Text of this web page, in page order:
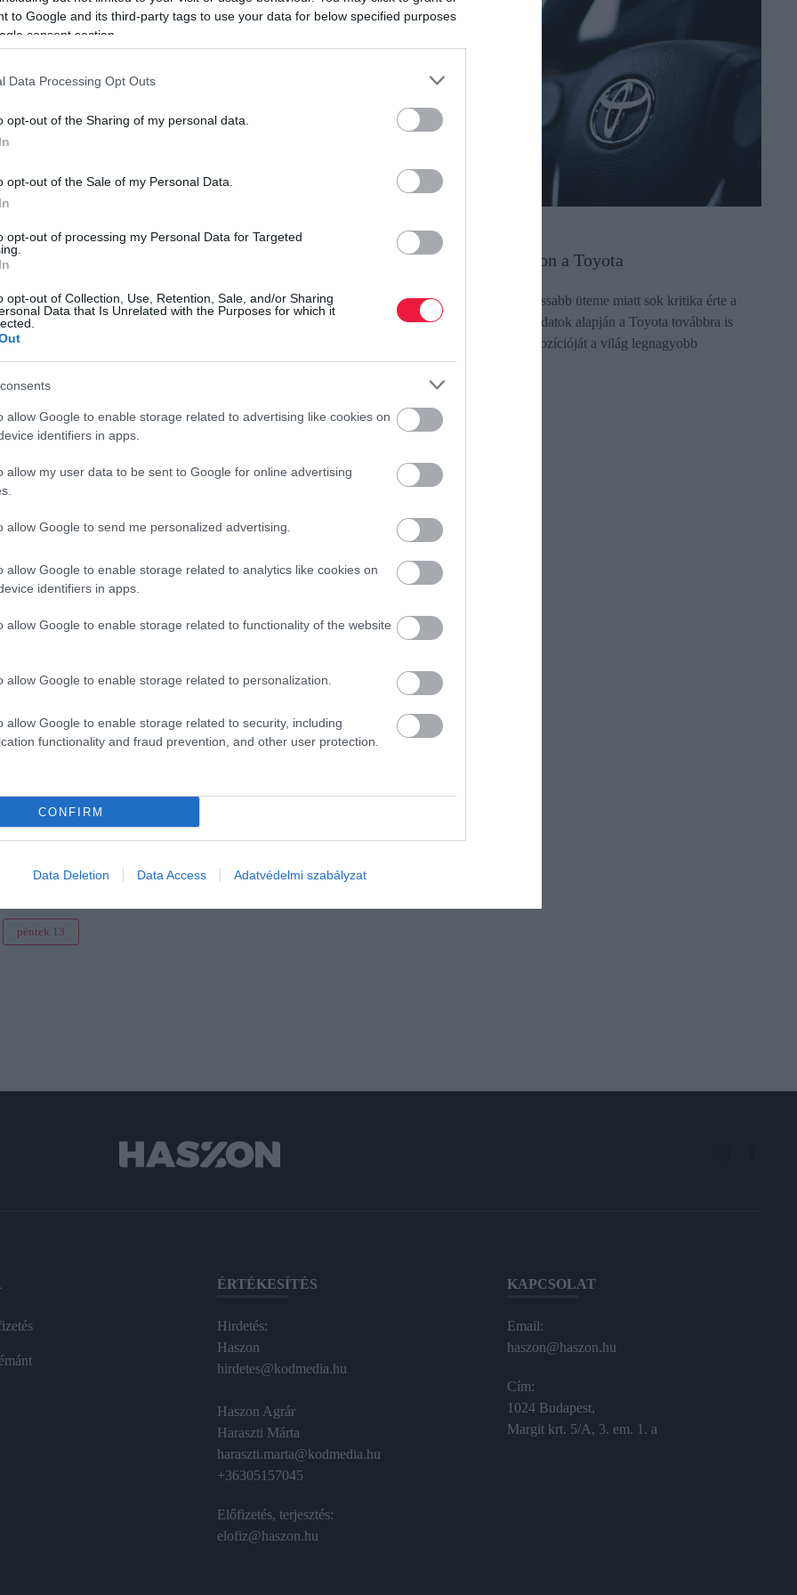
to Google and its third-party tags to use your data for below specified purposes
consent section.
Data Processing Opt Outs
opt-out of the Sharing of my personal data.
opt-out of the Sale of my Personal Data.
opt-out of processing my Personal Data for Targeted
opt-out of Collection, Use, Retention, Sale, and/or Sharing
Data that Is Unrelated with the Purposes for which it
allow Google to enable storage related to advertising like cookies on
identifiers in apps.
allow my user data to be sent to Google for online advertising
allow Google to send me personalized advertising.
allow Google to enable storage related to analytics like cookies on
identifiers in apps.
allow Google to enable storage related to functionality of the website
allow Google to enable storage related to personalization.
allow Google to enable storage related to security, including
functionality and fraud prevention, and other user protection.
CONFIRM
Data Deletion Data Access Adatvédelmi szabályzat
forrásként a Google Keresőben!
péntekek, amelyek az adott hónap 13. napjára esnek: a
a tőzsdei kereskedésre is hatást gyakorolnak. Ebben a
élnek a befektetők emlékeiben 1989. október 13-ának
a Dow Jones 7 százalékos eséssel zárt.
péntek 13-án drasztikusan megcsappan az esküvők
forgalomcsökkenés tapasztalható a „normál”
és lakásbiztosítási kárstatisztikáit, szemmel
Ebben azonban szerepet kap az is, hogy gyakran a
káreseményeket is. Amennyiben ettől megtisztítjuk az
12 százalékkal több kárról érkezik bejelentés, mint egy
százalék ez az arány – feltehetőleg a hétvégéhez
is az jön. A szerk.)?A 2015 elejétől 2024 végéig tartó
tanúskodnak: ezeken 5 százalékkal több káreseményt
Amennyiben az összes többi nap átlagával vetjük össze
értékeket kapunk.
volt, amikor több mint kétszer annyi káresetet
napon, az ingatlanokat ért károkat nézve pedig
jóval többet számít a kedvezőtlenebb káradatok
ötödik napja. A lényeg, hogy ezen a napon is, mint
álljunk elébe az esetlegesen bekövetkező váratlan
péntek 13
AUTÓ
Hetedik éve ül a trónon a Toyota
Bár az elektromos átállás lassabb üteme miatt sok kritika érte a
céget, a 2026 első féléves adatok alapján a Toyota továbbra is
magabiztosan őrzi vezető pozícióját a világ legnagyobb
autógyártójaként.
rectangle
ÉRTÉKESÍTÉS
Hirdetés:
Haszon
hirdetes@kodmedia.hu
Haszon Agrár
Haraszti Márta
haraszti.marta@kodmedia.hu
+36305157045
Előfizetés, terjesztés:
elofiz@haszon.hu
KAPCSOLAT
Email:
haszon@haszon.hu
Cím:
1024 Budapest,
Margit krt. 5/A, 3. em. 1. a